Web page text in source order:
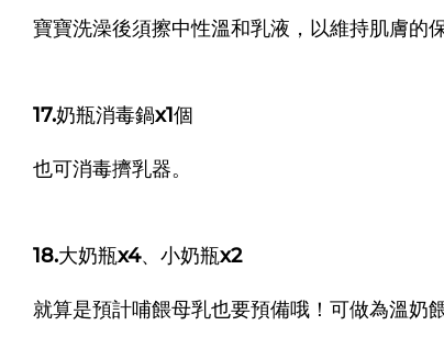
寶寶洗澡後須擦中性溫和乳液，以維持肌膚的
17.奶瓶消毒鍋x1個
也可消毒擠乳器。
18.大奶瓶x4、小奶瓶x2
就算是預計哺餵母乳也要預備哦！可做為溫奶餵